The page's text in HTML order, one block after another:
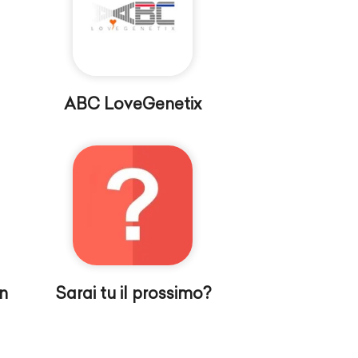
ABC LoveGenetix
Sarai tu il prossimo?